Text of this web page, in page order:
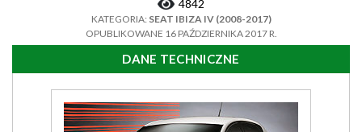
4842
KATEGORIA: SEAT IBIZA IV (2008-2017)
OPUBLIKOWANE 16 PAŹDZIERNIKA 2017 R.
DANE TECHNICZNE